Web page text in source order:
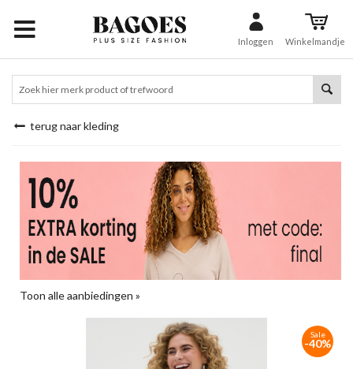
Inloggen Winkelmandje
terug naar kleding
Toon alle aanbiedingen »
Sale
-40%